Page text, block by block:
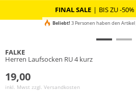
FINAL SALE | BIS ZU -
Beliebt! 3 Personen haben den
FALKE
Herren Laufsocken RU 4 kurz
19,00
inkl. Mwst zzgl. Versandkosten